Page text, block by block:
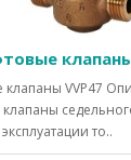
клапаны
клапаны VVP47
то..